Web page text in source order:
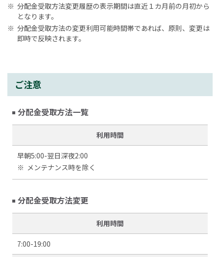
※ 分配金受取方法変更履歴の表示期間は直近１カ月前の月初から
となります。
※ 分配金受取方法の変更利用可能時間帯であれば、原則、変更は
即時で反映されます。
ご注意
分配金受取方法一覧
利用時間
早朝5:00-翌日深夜2:00
※ メンテナンス時を除く
分配金受取方法変更
利用時間
7:00-19:00